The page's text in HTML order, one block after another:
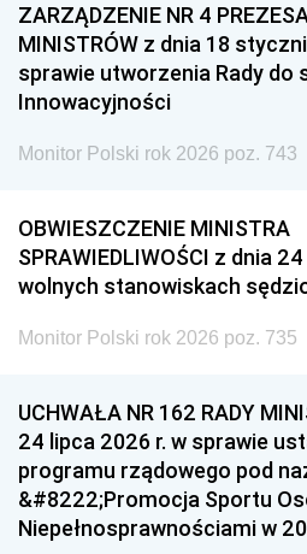
ZARZĄDZENIE NR 4
MINISTRÓW z dnia 18
sprawie utworzenia Rady do
Innowacyjności
Monitor Polski rok 2026 poz. 743
OBWIESZCZENIE MINISTRA
SPRAWIEDLIWOŚCI z dnia
wolnych stanowiskach
Monitor Polski rok 2026 poz. 735
UCHWAŁA NR 162 RADY
24 lipca 2026 r. w sprawie
programu rządowego pod
&#8222;Promocja Sportu
Niepełnosprawnościami w